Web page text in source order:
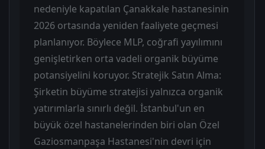
nedeniyle kapatılan Çanakkale hastanesinin
2026 ortasında yeniden faaliyete geçmesi
planlanıyor. Böylece MLP, coğrafi yayılımını
genişletirken orta vadeli organik büyüme
potansiyelini koruyor. Stratejik Satın Alma:
Şirketin büyüme stratejisi yalnızca organik
yatırımlarla sınırlı değil. İstanbul'un en
büyük özel hastanelerinden biri olan Özel
Gaziosmanpaşa Hastanesi'nin devri için